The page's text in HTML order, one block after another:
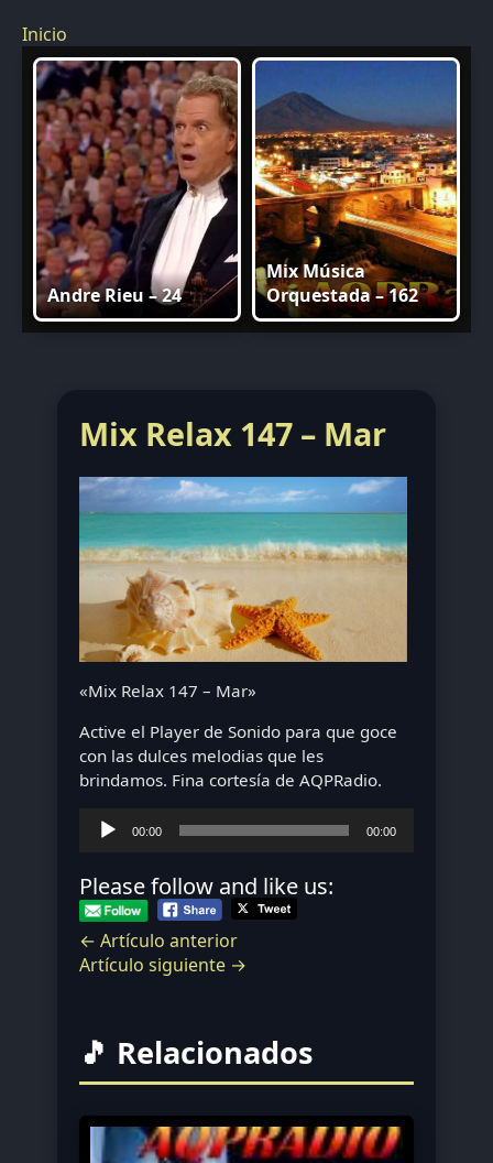
Inicio
Andre Rieu – 24
Mix Música
Orquestada – 162
Mix Relax 147 – Mar
«Mix Relax 147 – Mar»
Active el Player de Sonido para que goce
con las dulces melodias que les
brindamos. Fina cortesía de AQPRadio.
Reproductor
00:00 00:00
Please follow and like us:
← Artículo anterior
Artículo siguiente →
🎵 Relacionados